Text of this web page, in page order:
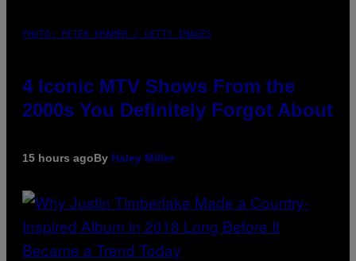
PHOTO: PETER KRAMER / GETTY IMAGES
4 Iconic MTV Shows From the
2000s You Definitely Forgot About
15 hours agoBy Haley Miller